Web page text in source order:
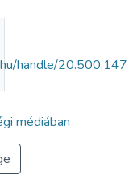
handle/
médiában